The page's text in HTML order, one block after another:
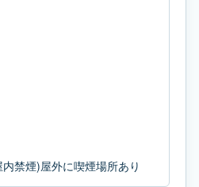
禁煙)屋外に喫煙場所あり